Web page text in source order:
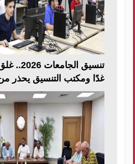
تنسيق
غدًا ومكتب التنسيق يحذر